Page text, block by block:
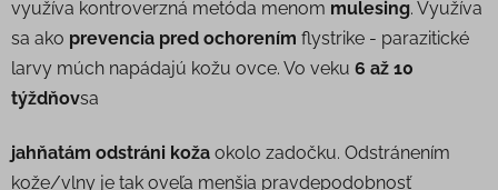
využíva kontroverzná metóda menom mulesing. Využíva
sa ako prevencia pred ochorením flystrike - parazitické
larvy múch napádajú kožu ovce. Vo veku 6 až 10
týždňovsa
jahňatám odstráni koža okolo zadočku. Odstránením
kože/vlny je tak oveľa menšia pravdepodobnosť